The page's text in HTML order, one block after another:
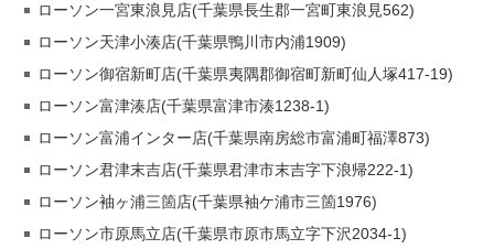
ローソン一宮東浪見店(千葉県長生郡一宮町東浪見562)
ローソン天津小湊店(千葉県鴨川市内浦1909)
ローソン御宿新町店(千葉県夷隅郡御宿町新町仙人塚417-19)
ローソン富津湊店(千葉県富津市湊1238-1)
ローソン富浦インター店(千葉県南房総市富浦町福澤873)
ローソン君津末吉店(千葉県君津市末吉字下浪帰222-1)
ローソン袖ヶ浦三箇店(千葉県袖ケ浦市三箇1976)
ローソン市原馬立店(千葉県市原市馬立字下沢2034-1)